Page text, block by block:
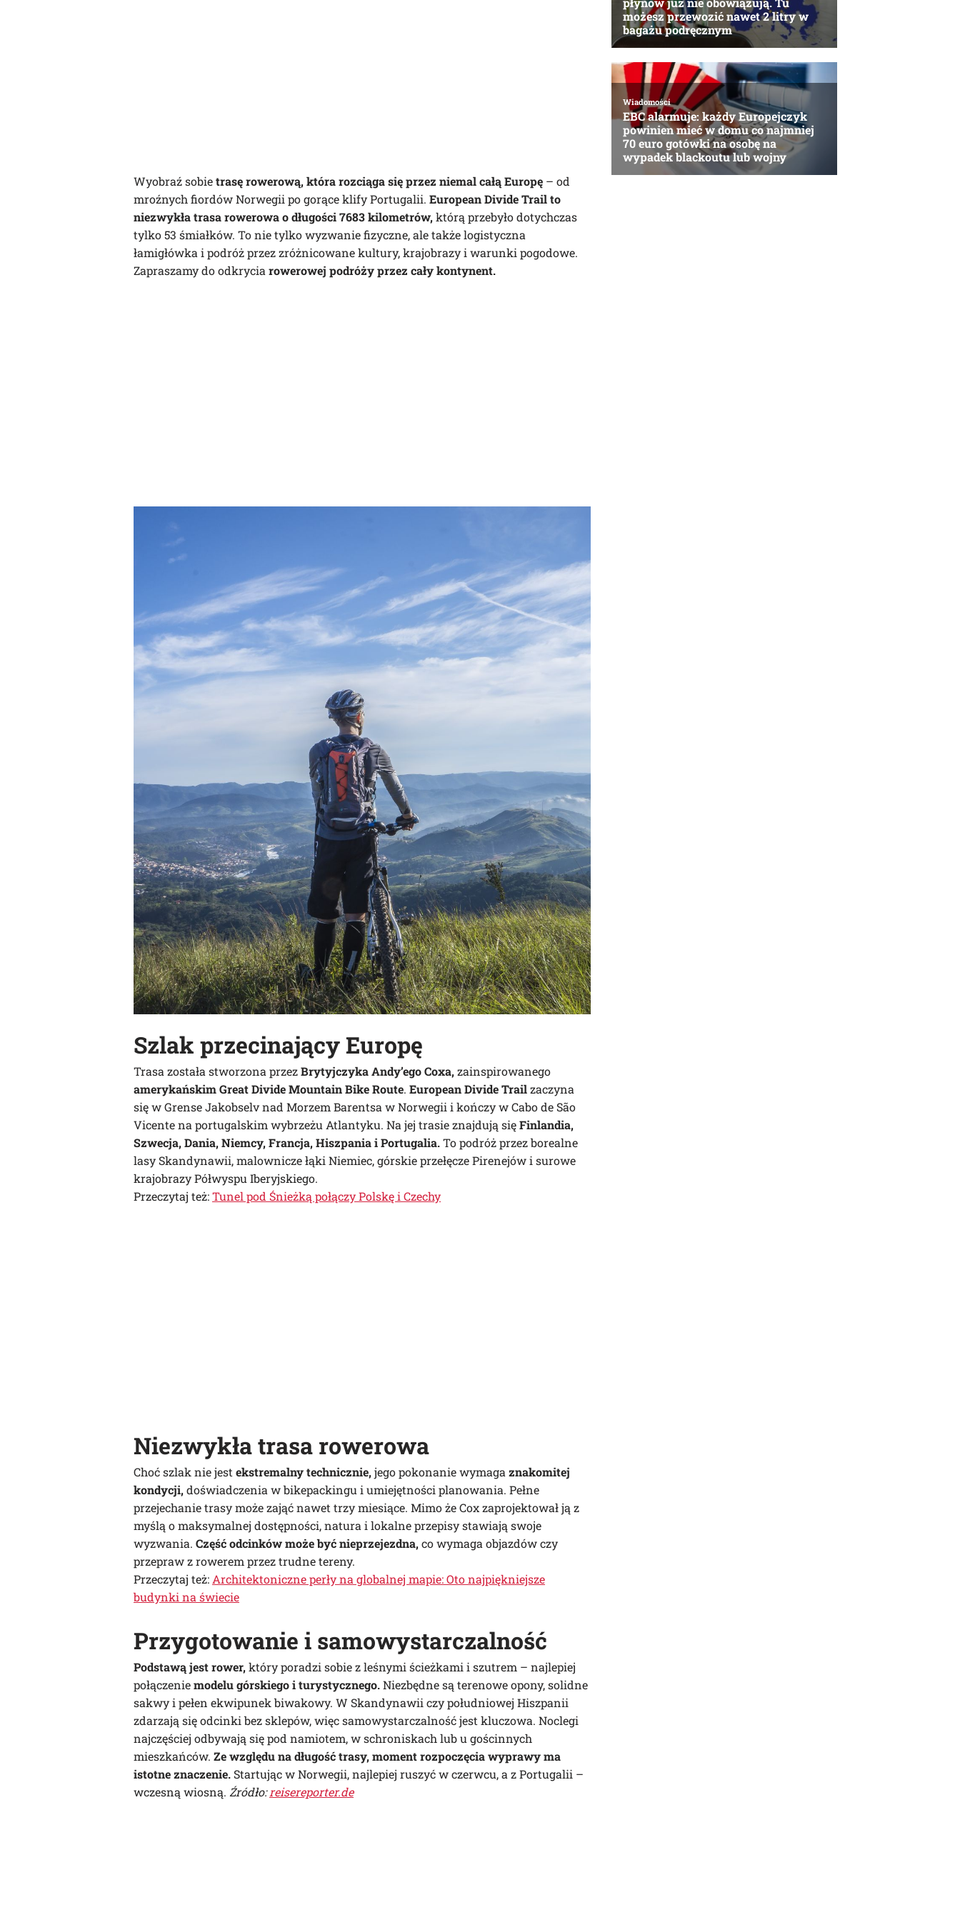
Wyobraź sobietrasę rowerową, która rozciąga się przez niemal całą Europę – od
mroźnych fiordów Norwegii po gorące klify Portugalii. European Divide Trail to
niezwykła trasa rowerowa o długości 7683 kilometrów,którą przebyło dotychczas
tylko 53 śmiałków. To nie tylko wyzwanie fizyczne, ale także logistyczna
łamigłówka i podróż przez zróżnicowane kultury, krajobrazy i warunki pogodowe.
Zapraszamy do odkryciarowerowej podróży przez cały kontynent.
Szlak przecinający Europę
Trasa została stworzona przezBrytyjczyka Andy’ego Coxa,zainspirowanego
amerykańskim Great Divide Mountain Bike Route. European Divide Trailzaczyna
się w Grense Jakobselv nad Morzem Barentsa w Norwegii i kończy w Cabo de São
Vicente na portugalskim wybrzeżu Atlantyku. Na jej trasie znajdują sięFinlandia,
Szwecja, Dania, Niemcy, Francja, Hiszpania i Portugalia.To podróż przez borealne
lasy Skandynawii, malownicze łąki Niemiec, górskie przełęcze Pirenejów i surowe
krajobrazy Półwyspu Iberyjskiego.
Przeczytaj też:Tunel pod Śnieżką połączy Polskę i Czechy
Niezwykła trasa rowerowa
Choć szlak nie jestekstremalny technicznie,jego pokonanie wymagaznakomitej
kondycji,doświadczenia w bikepackingu i umiejętności planowania. Pełne
przejechanie trasy może zająć nawet trzy miesiące. Mimo że Cox zaprojektował ją z
myślą o maksymalnej dostępności, natura i lokalne przepisy stawiają swoje
wyzwania. Część odcinków może być nieprzejezdna,co wymaga objazdów czy
przepraw z rowerem przez trudne tereny.
Przeczytaj też:Architektoniczne perły na globalnej mapie: Oto najpiękniejsze
budynki na świecie
Przygotowanie i samowystarczalność
Podstawą jest rower,który poradzi sobie z leśnymi ścieżkami i szutrem – najlepiej
połączeniemodelu górskiego i turystycznego.Niezbędne są terenowe opony, solidne
sakwy i pełen ekwipunek biwakowy. W Skandynawii czy południowej Hiszpanii
zdarzają się odcinki bez sklepów, więc samowystarczalność jest kluczowa. Noclegi
najczęściej odbywają się pod namiotem, w schroniskach lub u gościnnych
mieszkańców. Ze względu na długość trasy, moment rozpoczęcia wyprawy ma
istotne znaczenie. Startując w Norwegii, najlepiej ruszyć w czerwcu, a z Portugalii –
wczesną wiosną. Źródło:reisereporter.de